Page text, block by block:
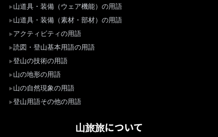
山道具・装備（ウェア機能）の用語
山道具・装備（素材・部材）の用語
アクティビティの用語
読図・登山基本用語の用語
登山の技術の用語
山の地形の用語
山の自然現象の用語
登山用語その他の用語
山旅旅について